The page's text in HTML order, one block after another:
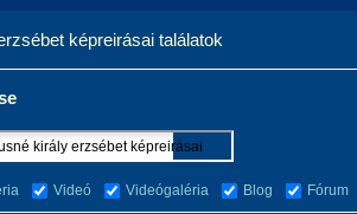
képreirásai találatok
Videó Videógaléria Blog Fórum